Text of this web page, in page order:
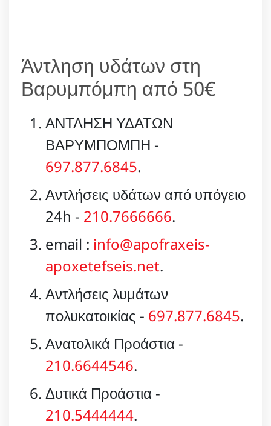
Άντληση υδάτων στη
Βαρυμπόμπη από 50€
ΑΝΤΛΗΣΗ ΥΔΑΤΩΝ
ΒΑΡΥΜΠΟΜΠΗ -
697.877.6845.
Αντλήσεις υδάτων από υπόγειο
24h - 210.7666666.
email : info@apofraxeis-
apoxetefseis.net.
Αντλήσεις λυμάτων
πολυκατοικίας - 697.877.6845.
Ανατολικά Προάστια -
210.6644546.
Δυτικά Προάστια -
210.5444444.